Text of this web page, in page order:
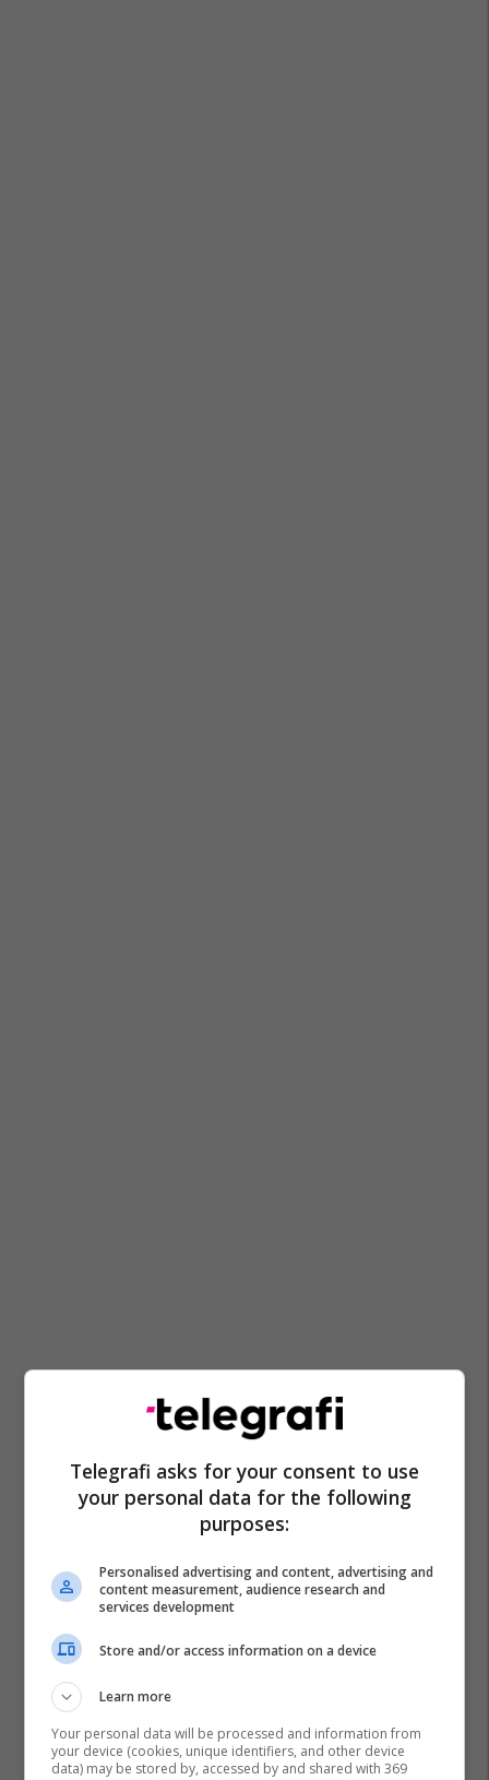
Telegrafi asks for your consent to use
your personal data for the following
purposes:
Personalised advertising and content, advertising and
content measurement, audience research and
services development
Store and/or access information on a device
Learn more
Your personal data will be processed and information from
your device (cookies, unique identifiers, and other device
data) may be stored by, accessed by and shared with 369